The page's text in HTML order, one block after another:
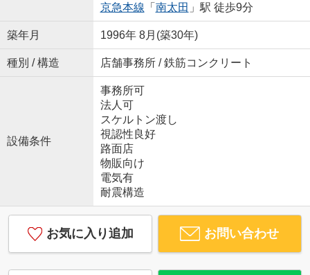
京急本線 「 南太田 」駅 徒歩9分
築年月 1996年 8月(築30年)
種別 / 構造 店舗事務所 / 鉄筋コンクリート
設備条件
事務所可
法人可
スケルトン渡し
視認性良好
路面店
物販向け
電気有
耐震構造
お気に入り追加 お問い合わせ